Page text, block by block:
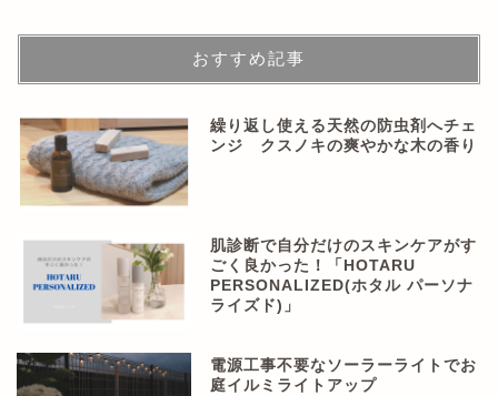
おすすめ記事
繰り返し使える天然の防虫剤へチェ
ンジ クスノキの爽やかな木の香り
肌診断で自分だけのスキンケアがす
ごく良かった！「HOTARU
PERSONALIZED(ホタル パーソナ
ライズド)」
電源工事不要なソーラーライトでお
庭イルミライトアップ